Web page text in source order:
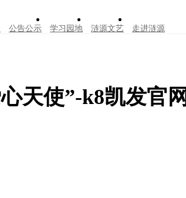
公告公示 学习园地 涟源文艺 走进涟源
天使”-k8凯发官网